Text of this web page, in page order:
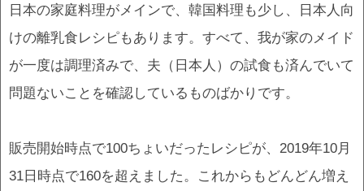
日本の家庭料理がメインで、韓国料理も少し、日本人向
けの離乳食レシピもあります。すべて、我が家のメイド
が一度は調理済みで、夫（日本人）の試食も済んでいて
問題ないことを確認しているものばかりです。
販売開始時点で100ちょいだったレシピが、2019年10月
31日時点で160を超えました。これからもどんどん増え